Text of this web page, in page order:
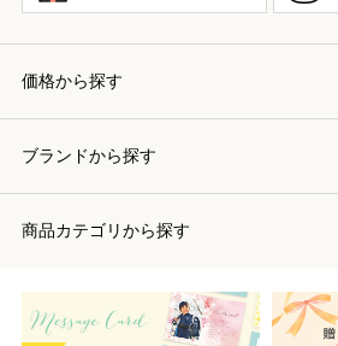
価格から探す
ブランドから探す
商品カテゴリから探す